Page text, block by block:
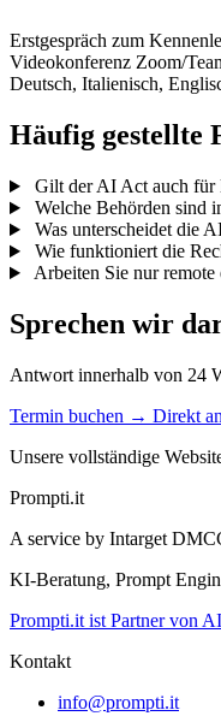
Erstgespräch zum
Videokonferenz Zoom/
Deutsch, Italienisch,
Häufig gestellte
Gilt der AI Act auch
Welche Behörden sind
Was unterscheidet die
Wie funktioniert die
Arbeiten Sie nur
Sprechen wir
Antwort innerhalb von 24
Termin buchen → Direkt
Unsere vollständige
Prompti.it
A service by Intarget
KI-Beratung, Prompt
Prompti.it ist Partner von
Kontakt
info@prompti.it